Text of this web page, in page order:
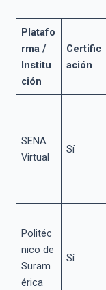
Platafo
rma /
Institu
ción
Certific
ación
SENA
Virtual
Sí
Politéc
nico de
Suram
érica
Sí